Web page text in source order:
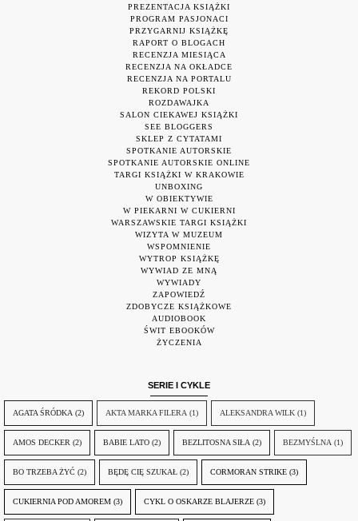
PREZENTACJA KSIĄŻKI
PROGRAM PASJONACI
PRZYGARNIJ KSIĄŻKĘ
RAPORT O BLOGACH
RECENZJA MIESIĄCA
RECENZJA NA OKŁADCE
RECENZJA NA PORTALU
REKORD POLSKI
ROZDAWAJKA
SALON CIEKAWEJ KSIĄŻKI
SEE BLOGGERS
SKLEP Z CYTATAMI
SPOTKANIE AUTORSKIE
SPOTKANIE AUTORSKIE ONLINE
TARGI KSIĄŻKI W KRAKOWIE
UNBOXING
W OBIEKTYWIE
W PIEKARNI W CUKIERNI
WARSZAWSKIE TARGI KSIĄŻKI
WIZYTA W MUZEUM
WSPOMNIENIE
WYTROP KSIĄŻKĘ
WYWIAD ZE MNĄ
WYWIADY
ZAPOWIEDŹ
ZDOBYCZE KSIĄŻKOWE
AUDIOBOOK
ŚWIT EBOOKÓW
ŻYCZENIA
SERIE I CYKLE
AGATA ŚRÓDKA (2) AKTA MARKA FILERA (1) ALEKSANDRA WILK (1)
AMOS DECKER (2) BABIE LATO (2) BEZLITOSNA SIŁA (2) BEZMYŚLNA (1)
BO TRZEBA ŻYĆ (2) BĘDĘ CIĘ SZUKAŁ (2) CORMORAN STRIKE (3)
CUKIERNIA POD AMOREM (3) CYKL O OSKARZE BLAJERZE (3)